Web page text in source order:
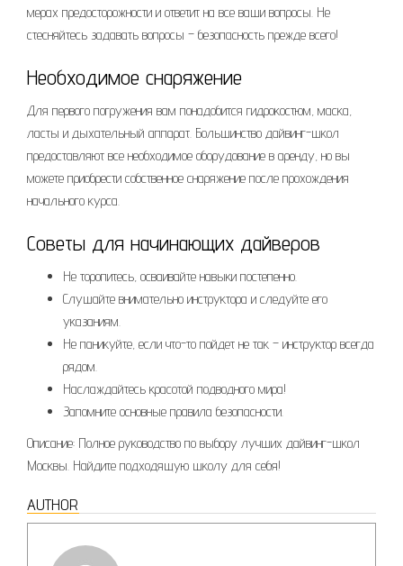
мерах предосторожности и ответит на все ваши вопросы. Не
стесняйтесь задавать вопросы – безопасность прежде всего!
Необходимое снаряжение
Для первого погружения вам понадобится гидрокостюм, маска,
ласты и дыхательный аппарат. Большинство дайвинг-школ
предоставляют все необходимое оборудование в аренду, но вы
можете приобрести собственное снаряжение после прохождения
начального курса.
Советы для начинающих дайверов
Не торопитесь, осваивайте навыки постепенно.
Слушайте внимательно инструктора и следуйте его
указаниям.
Не паникуйте, если что-то пойдет не так – инструктор всегда
рядом.
Наслаждайтесь красотой подводного мира!
Запомните основные правила безопасности.
Описание: Полное руководство по выбору лучших дайвинг-школ
Москвы. Найдите подходящую школу для себя!
AUTHOR